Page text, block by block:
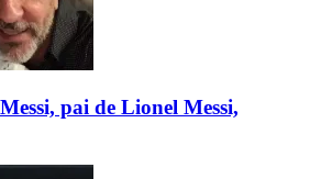
pai de Lionel Messi,